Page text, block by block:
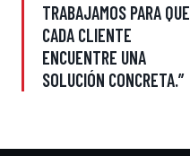
TRABAJAMOS PARA QUE
CADA CLIENTE
ENCUENTRE UNA
SOLUCIÓN CONCRETA.”